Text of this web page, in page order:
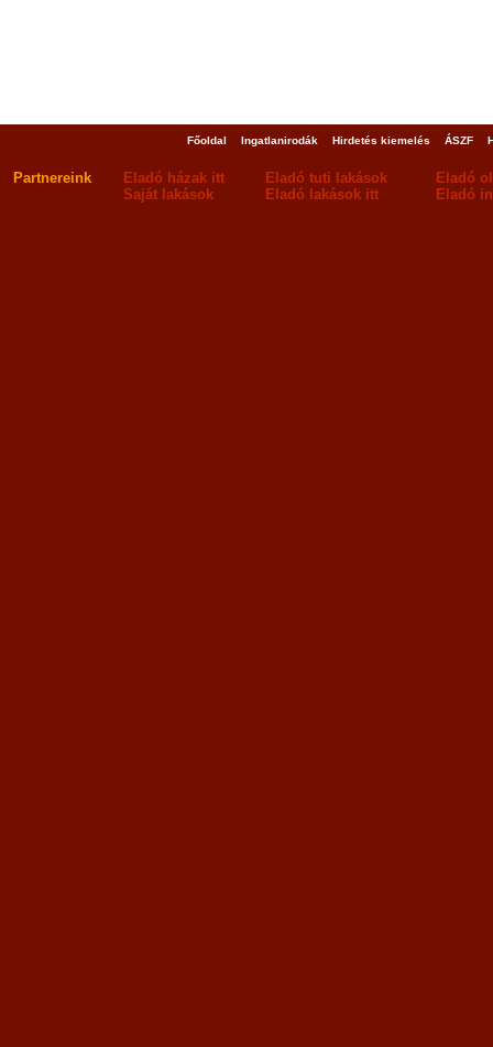
Főoldal Ingatlanirodák Hirdetés kiemelés ÁSZF
Partnereink Eladó házak itt Eladó tuti lakások
Eladó
Saját lakások
Eladó lakások itt Eladó